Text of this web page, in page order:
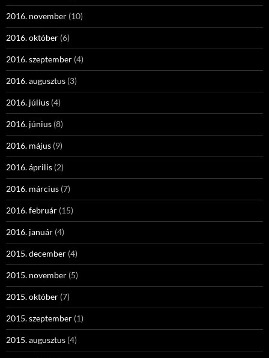
2016. november (10)
2016. október (6)
2016. szeptember (4)
2016. augusztus (3)
2016. július (4)
2016. június (8)
2016. május (9)
2016. április (2)
2016. március (7)
2016. február (15)
2016. január (4)
2015. december (4)
2015. november (5)
2015. október (7)
2015. szeptember (1)
2015. augusztus (4)